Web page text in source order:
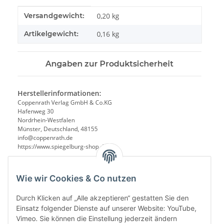
Wie wir Cookies & Co nutzen
Durch Klicken auf „Alle akzeptieren“ gestatten Sie den
Einsatz folgender Dienste auf unserer Website: YouTube,
Vimeo. Sie können die Einstellung jederzeit ändern
Produkteigenschaft
Wert
Versandgewicht: 0,20 kg
Artikelgewicht: 0,16 kg
Angaben zur Produktsicherheit
Herstellerinformationen:
Coppenrath Verlag GmbH & Co.KG
Hafenweg 30
Nordrhein-Westfalen
Münster, Deutschland, 48155
info@coppenrath.de
https://www.spiegelburg-shop.de/